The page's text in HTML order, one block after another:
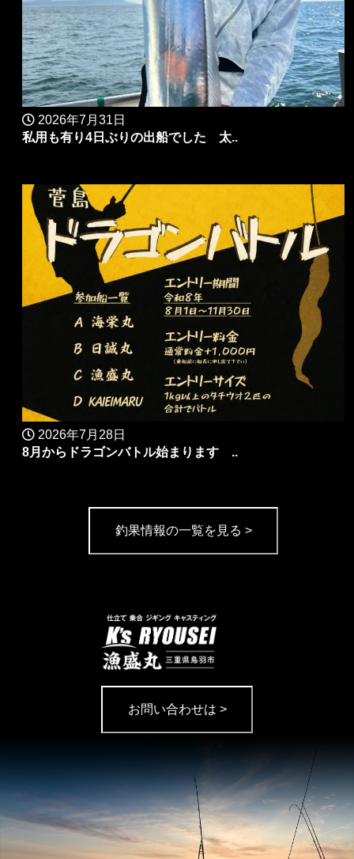
2026年7月31日
私用も有り4日ぶりの出船でした 太..
2026年7月28日
8月からドラゴンバトル始まります ..
釣果情報の一覧を見る >
お問い合わせは >